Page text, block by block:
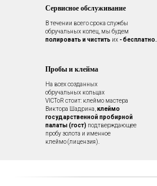
Сервисное обслуживание
В течении всего срока службы
обручальных колец, мы будем
полировать и чистить их - бесплатно.
Пробы и клейма
На всех созданных
обручальных кольцах
VICToR стоит: клеймо мастера
Виктора Шадрина,клеймо
государственной пробирной
палаты (гост) подтверждающее
пробу золота и именное
клеймо (лицензия).